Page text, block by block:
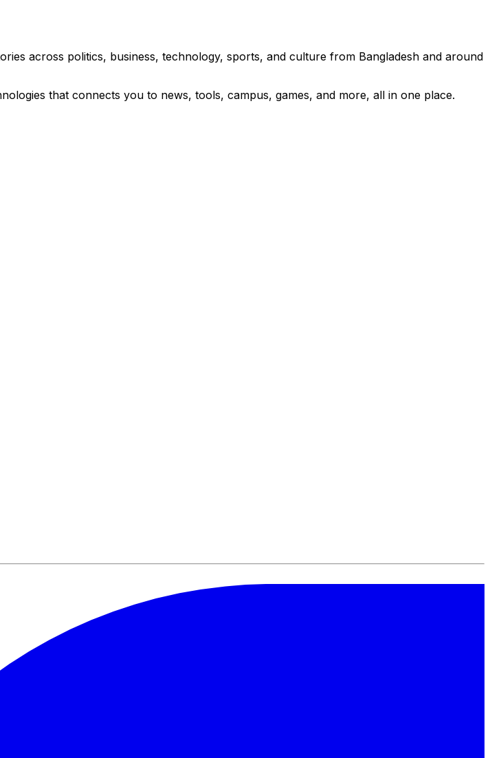
across politics, business, technology, sports, and culture from Bangladesh and around
that connects you to news, tools, campus, games, and more, all in one place.